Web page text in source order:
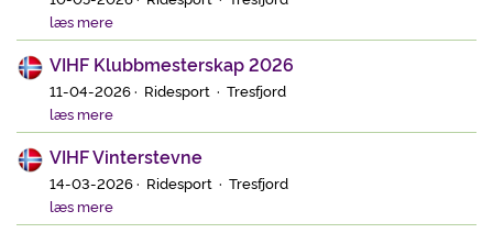
læs mere
VIHF Klubbmesterskap 2026
11-04-2026 · Ridesport · Tresfjord
læs mere
VIHF Vinterstevne
14-03-2026 · Ridesport · Tresfjord
læs mere